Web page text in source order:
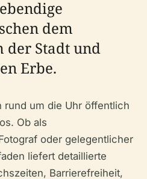
dem
der Stadt und
Erbe.
rund um die Uhr öffentlich
Ob als
oder gelegentlicher
liefert detaillierte
Barrierefreiheit,